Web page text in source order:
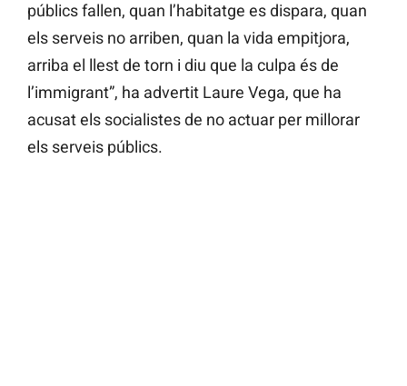
públics fallen, quan l’habitatge es dispara, quan
els serveis no arriben, quan la vida empitjora,
arriba el llest de torn i diu que la culpa és de
l’immigrant”, ha advertit Laure Vega, que ha
acusat els socialistes de no actuar per millorar
els serveis públics.